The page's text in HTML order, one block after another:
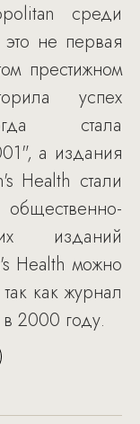
среди
это не первая
престижном
успех
стала
а издания
Health стали
изданий
Health можно
как журнал
2000 году.